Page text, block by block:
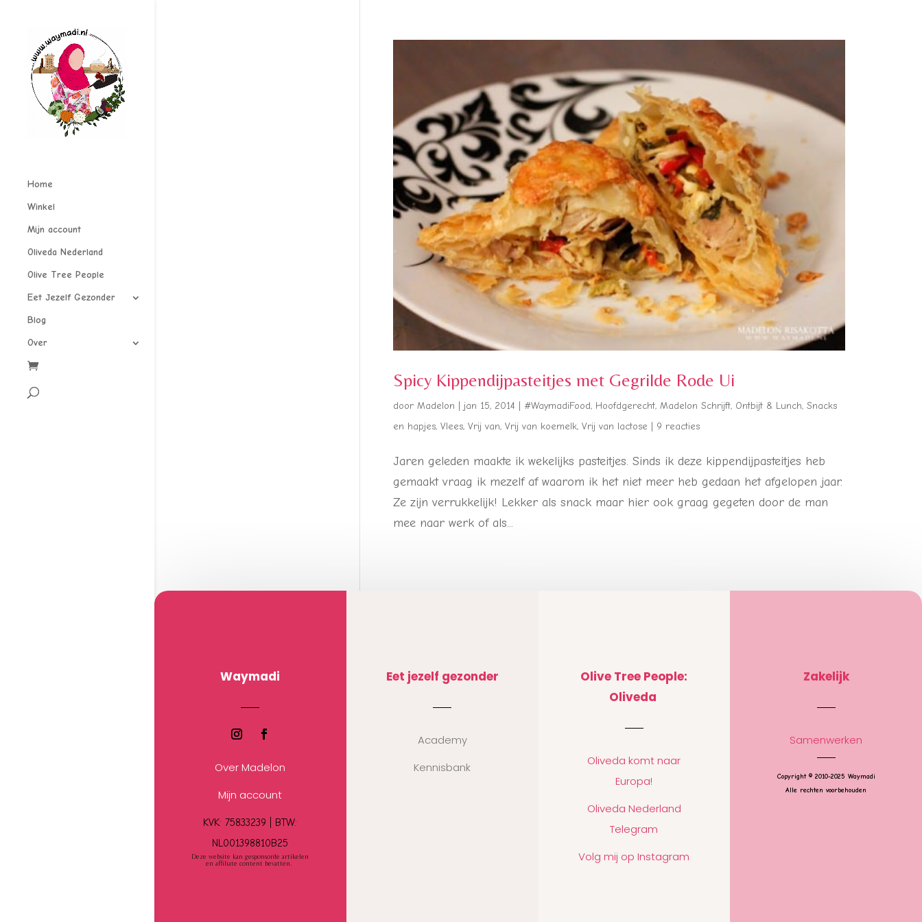
Home
Winkel
Mijn account
Oliveda Nederland
Olive Tree People
Eet Jezelf Gezonder
Blog
Over
Spicy Kippendijpasteitjes met Gegrilde Rode Ui
doorMadelon jan 15, 2014 #WaymadiFood, Hoofdgerecht,Madelon Schrijft, Ontbijt & Lunch,Snacks
en hapjes,Vlees,Vrij van,Vrij van koemelk,Vrij van lactose 9 reacties
Jaren geleden maakte ik wekelijks pasteitjes. Sinds ik deze kippendijpasteitjes heb
gemaakt vraag ik mezelf af waarom ik het niet meer heb gedaan het afgelopen jaar.
Ze zijn verrukkelijk! Lekker als snack maar hier ook graag gegeten door de man
mee naar werk of als...
Waymadi
Over Madelon
Mijn account
KVK: 75833239 | BTW:
NL001398810B25
Deze website kan gesponsorde artikelen
en affiliate content bevatten.
Eet jezelf gezonder
Academy
Kennisbank
Olive Tree People:
Oliveda
Oliveda komt naar
Europa!
Oliveda Nederland
Telegram
Volg mij op Instagram
Zakelijk
Samenwerken
Copyright © 2010-2025 Waymadi
Alle rechten voorbehouden